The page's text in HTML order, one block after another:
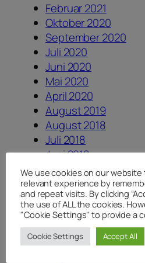
Februar 2021
Oktober 2020
September 2020
Juli 2020
Juni 2020
Mai 2020
April 2020
August 2019
August 2018
Juli 2018
Juni 2018
April 2018
Januar 2018
August 2017
Juli 2017
Juni 2017
Dezember 2016
We use cookies on our
relevant experience by
and repeat visits. By clicking
the use of ALL the cookies.
"Cookie Settings" to provide a
Cookie Settings Accept All